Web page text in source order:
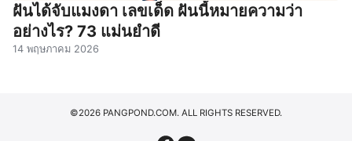
ฝันได้จับแมงดา เลขเด็ด ฝันนี้หมายความว่า
อย่างไร? 73 แม่นยำดี
14 พฤษภาคม 2026
©2026 PANGPOND.COM. ALL RIGHTS RESERVED.